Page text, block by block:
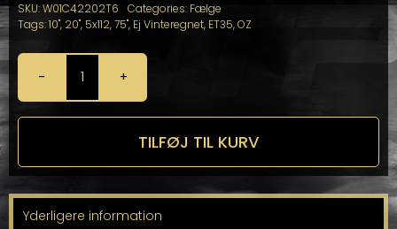
SKU:W01C42202T6 Categories: Fælge
Tags:10", 20", 5x112,75", Ej Vinteregnet, ET35,OZ
OZ
Superturismo
Aero
antal
TILFØJ TIL KURV
Yderligere information